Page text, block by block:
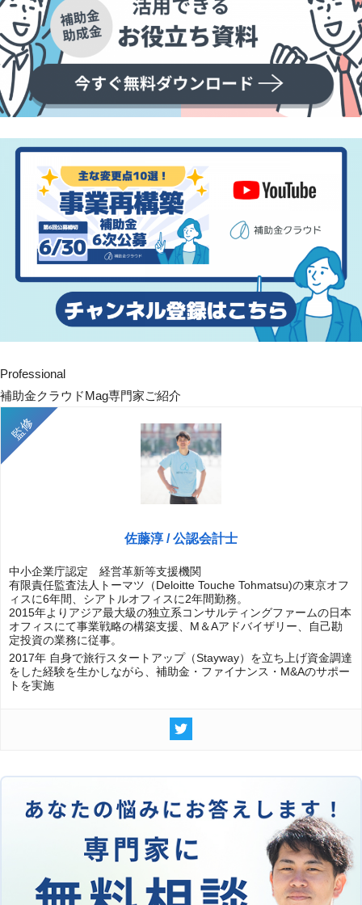
Professional
補助金クラウドMag専門家ご紹介
佐藤淳 / 公認会計士
中小企業庁認定 経営革新等支援機関
有限責任監査法人トーマツ（Deloitte Touche Tohmatsu)の東京オフ
ィスに6年間、シアトルオフィスに2年間勤務。
2015年よりアジア最大級の独立系コンサルティングファームの日本
オフィスにて事業戦略の構築支援、M＆Aアドバイザリー、自己勘
定投資の業務に従事。
2017年 自身で旅行スタートアップ（Stayway）を立ち上げ資金調達
をした経験を生かしながら、補助金・ファイナンス・M&Aのサポー
トを実施